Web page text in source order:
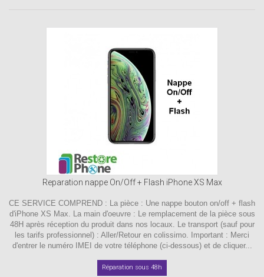
Reparation nappe On/Off + Flash iPhone XS Max
CE SERVICE COMPREND : La pièce : Une nappe bouton on/off + flash
d'iPhone XS Max. La main d'oeuvre : Le remplacement de la pièce sous
48H après réception du produit dans nos locaux. Le transport (sauf pour
les tarifs professionnel) : Aller/Retour en colissimo. Important : Merci
d'entrer le numéro IMEI de votre téléphone (ci-dessous) et de cliquer...
Réparation sous 48h